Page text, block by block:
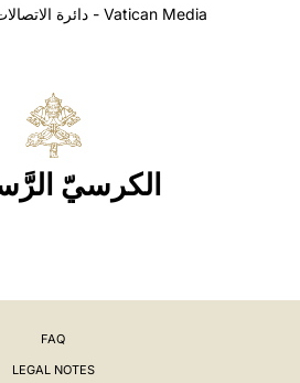
Copyright © دائرة الاتصالات - Vatican Media
الكرسيّ
FAQ
LEGAL NOTES